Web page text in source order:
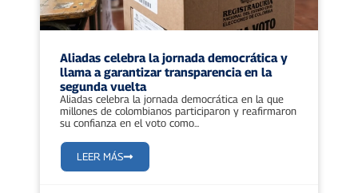
Aliadas celebra la jornada democrática y
llama a garantizar transparencia en la
segunda vuelta
Aliadas celebra la jornada democrática en la que
millones de colombianos participaron y reafirmaron
su confianza en el voto como...
LEER MÁS